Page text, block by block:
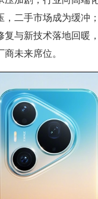
，二手市场成为缓冲
复与新技术落地回暖
未来席位。